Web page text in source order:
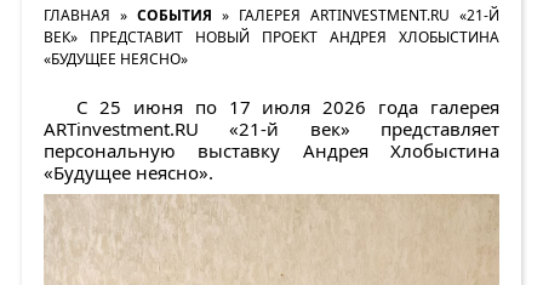
ГЛАВНАЯ » СОБЫТИЯ » ГАЛЕРЕЯ ARTINVESTMENT.RU «21-Й
ВЕК» ПРЕДСТАВИТ НОВЫЙ ПРОЕКТ АНДРЕЯ ХЛОБЫСТИНА
«БУДУЩЕЕ НЕЯСНО»
С 25 июня по17 июля 2026 года галерея
ARTinvestment.RU «21-й век» представляет
персональную выставку Андрея Хлобыстина
«Будущее неясно».